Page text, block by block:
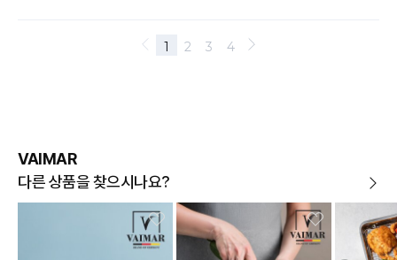
VAIMAR
다른 상품을 찾으시나요?